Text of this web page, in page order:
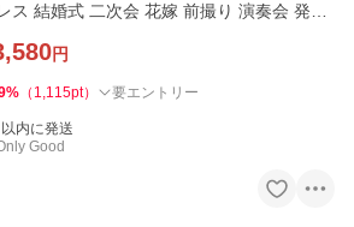
ス 結婚式 二次会 花嫁 前撮り 演奏会 発表
円
% （ 1,115pt） 要エントリー
内に発送
Good